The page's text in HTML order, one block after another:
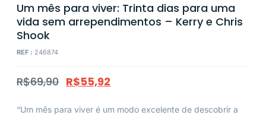
Um mês para viver: Trinta dias para uma
vida sem arrependimentos – Kerry e Chris
Shook
REF : 246874
R$69,90 R$55,92
“Um mês para viver é um modo excelente de descobrir a